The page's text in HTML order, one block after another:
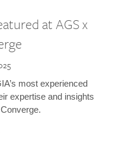
at AGS x
most experienced
expertise and insights